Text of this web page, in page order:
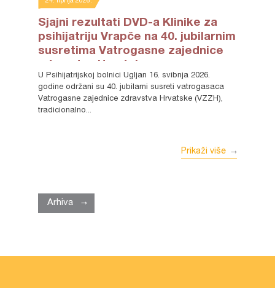
Sjajni rezultati DVD-a Klinike za
psihijatriju Vrapče na 40. jubilarnim
susretima Vatrogasne zajednice
Psihijatrijskoj bolnici Ugljan
U Psihijatrijskoj bolnici Ugljan 16. svibnja 2026.
godine održani su 40. jubilarni susreti vatrogasaca
Vatrogasne zajednice zdravstva Hrvatske (VZZH),
tradicionalno...
Prikaži više
Arhiva